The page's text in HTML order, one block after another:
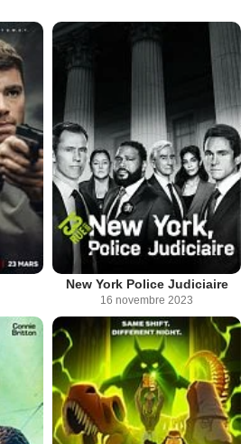
New York Police Judiciaire
16 novembre 2023